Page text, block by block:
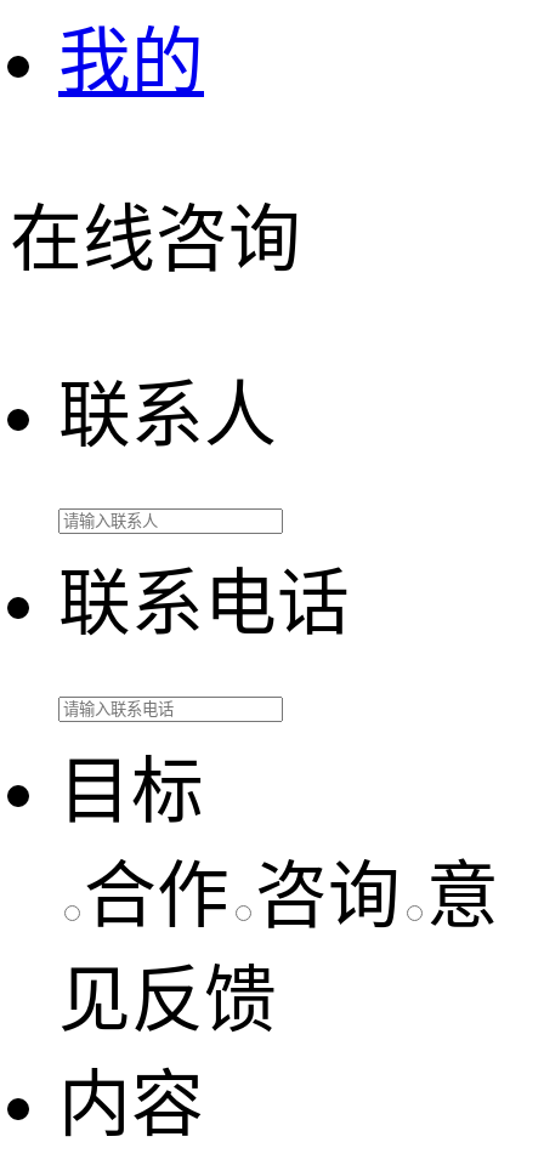
我的
在线咨询
联系人
联系电话
目标
合作 咨询 意
见反馈
内容